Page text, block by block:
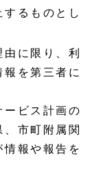
るものとし
に限り、利
を第三者に
ビス計画の
市町附属関
報や報告を